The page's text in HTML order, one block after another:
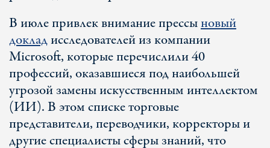
В июле привлек внимание прессыновый
докладисследователей из компании
Microsoft, которые перечислили 40
профессий, оказавшиеся под наибольшей
угрозой замены искусственным интеллектом
(ИИ). В этом списке торговые
представители, переводчики, корректоры и
другие специалисты сферы знаний, что